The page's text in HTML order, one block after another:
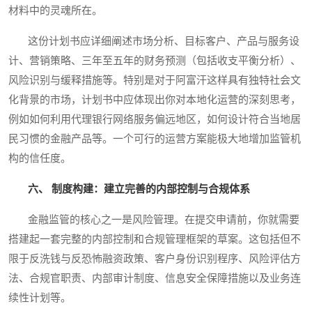
材料中的灵魂所在。
这份计划书应详细阐述市场分析、目标客户、产品与服务设
计、营销策略、三年至五年的财务预测（包括收支平衡分析）、
风险识别与缓释措施等。特别是对于阿富汗这样具有独特社会文
化背景的市场，计划书中应体现出你对本地化运营的深刻思考，
例如如何利用代理银行网络服务偏远地区，如何设计符合当地居
民习惯的金融产品等。一个可行的运营方案能极大地增加监管机
构的信任度。
六、 制度构建：建立完善的内部控制与合规体系
金融监管的核心之一是风险管理。在提交申请前，你就需要
搭建起一套完整的内部控制和合规管理框架的草案。这包括但不
限于反洗钱与反恐怖融资政策、客户身份识别程序、风险评估方
法、合规官职责、内部审计制度、信息安全保障措施以及业务连
续性计划等。